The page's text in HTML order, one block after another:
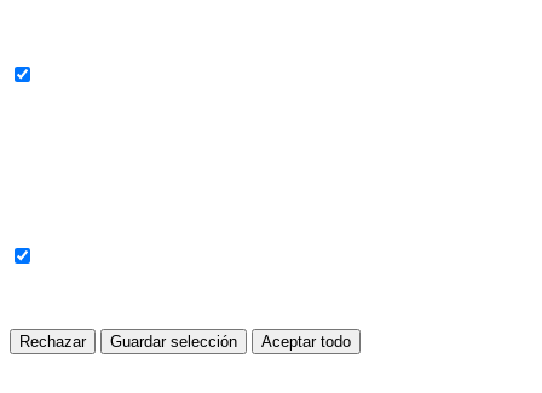
Rechazar Guardar selección Aceptar todo